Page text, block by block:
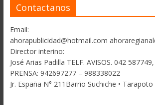
Contactanos
Email:
ahorapublicidad@hotmail.com
Director interino:
José Arias Padilla TELF. AVISOS. 042
PRENSA: 942697277 – 988338022
Jr. España N° 211Barrio Suchiche • Tarapoto